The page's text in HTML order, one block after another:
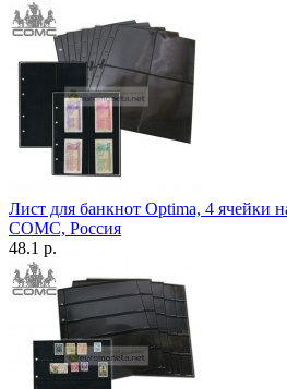
Лист для банкнот Optima, 4 ячейки
СОМС, Россия
48.1 р.